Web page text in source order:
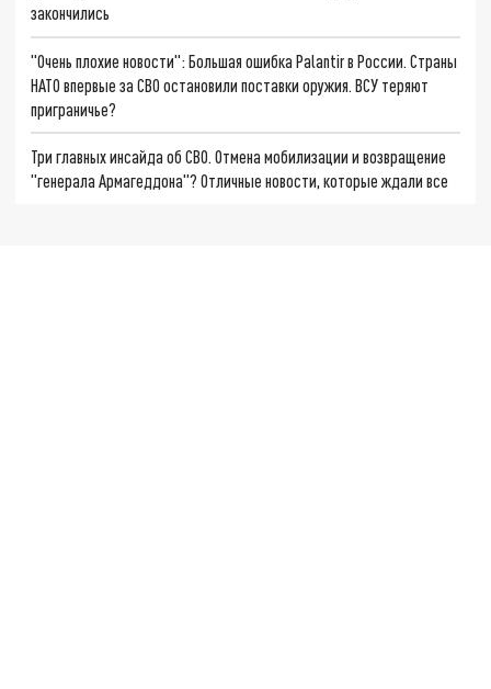
закончились
"Очень плохие новости": Большая ошибка Palantir в России. Страны
НАТО впервые за СВО остановили поставки оружия. ВСУ теряют
приграничье?
Три главных инсайда об СВО. Отмена мобилизации и возвращение
"генерала Армагеддона"? Отличные новости, которые ждали все